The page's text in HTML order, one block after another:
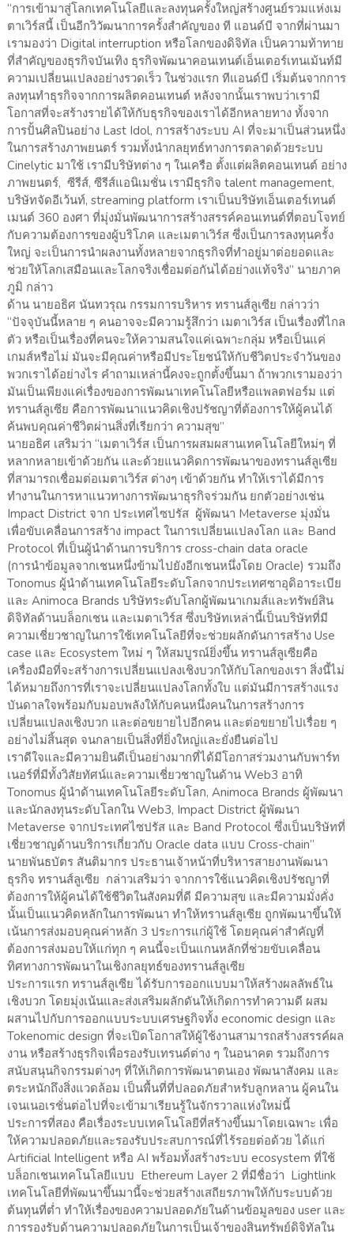
“การเข้ามาสู่โลกเทคโนโลยีและลงทุนครั้งใหญ่สร้างศูนย์รวมแห่งเม
ตาเวิร์สนี้ เป็นอีกวิวัฒนาการครั้งสำคัญของ ที แอนด์บี จากที่ผ่านมา
เรามองว่า Digital interruption หรือโลกของดิจิทัล เป็นความท้าทาย
ที่สำคัญของธุรกิจบันเทิง ธุรกิจพัฒนาคอนเทนต์เอ็นเตอร์เทนเม้นท์มี
ความเปลี่ยนแปลงอย่างรวดเร็ว ในช่วงแรก ทีแอนด์บี เริ่มต้นจากการ
ลงทุนทำธุรกิจจากการผลิตคอนเทนต์ หลังจากนั้นเราพบว่าเรามี
โอกาสที่จะสร้างรายได้ให้กับธุรกิจของเราได้อีกหลายทาง ทั้งจาก
การปั้นศิลปินอย่าง Last Idol, การสร้างระบบ AI ที่จะมาเป็นส่วนหนึ่ง
ในการสร้างภาพยนตร์ รวมทั้งนำกลยุทธ์ทางการตลาดด้วยระบบ
Cinelytic มาใช้ เรามีบริษัทต่าง ๆ ในเครือ ตั้งแต่ผลิตคอนเทนต์ อย่าง
ภาพยนตร์, ซีรีส์, ซีรีส์แอนิเมชั่น เรามีธุรกิจ talent management,
บริษัทจัดอีเว้นท์, streaming platform เราเป็นบริษัทเอ็นเตอร์เทนต์
เมนต์ 360 องศา ที่มุ่งมั่นพัฒนาการสร้างสรรค์คอนเทนต์ที่ตอบโจทย์
กับความต้องการของผู้บริโภค และเมตาเวิร์ส ซึ่งเป็นการลงทุนครั้ง
ใหญ่ จะเป็นการนำผลงานทั้งหลายจากธุรกิจที่ทำอยู่มาต่อยอดและ
ช่วยให้โลกเสมือนและโลกจริงเชื่อมต่อกันได้อย่างแท้จริง” นายภาค
ภูมิ กล่าว
ด้าน นายอธิศ นันทวรุณ กรรมการบริหาร ทรานส์ลูเซีย กล่าวว่า
“ปัจจุบันนี้หลาย ๆ คนอาจจะมีความรู้สึกว่า เมตาเวิร์ส เป็นเรื่องที่ไกล
ตัว หรือเป็นเรื่องที่คนจะให้ความสนใจแค่เฉพาะกลุ่ม หรือเป็นแค่
เกมส์หรือไม่ มันจะมีคุณค่าหรือมีประโยชน์ให้กับชีวิตประจำวันของ
พวกเราได้อย่างไร คำถามเหล่านี้คงจะถูกตั้งขึ้นมา ถ้าพวกเรามองว่า
มันเป็นเพียงแค่เรื่องของการพัฒนาเทคโนโลยีหรือแพลตฟอร์ม แต่
ทรานส์ลูเซีย คือการพัฒนาแนวคิดเชิงปรัชญาที่ต้องการให้ผู้คนได้
ค้นพบคุณค่าชีวิตผ่านสิ่งที่เรียกว่า ความสุข”
นายอธิศ เสริมว่า “เมตาเวิร์ส เป็นการผสมผสานเทคโนโลยีใหม่ๆ ที่
หลากหลายเข้าด้วยกัน และด้วยแนวคิดการพัฒนาของทรานส์ลูเซีย
ที่สามารถเชื่อมต่อเมตาเวิร์ส ต่างๆ เข้าด้วยกัน ทำให้เราได้มีการ
ทำงานในการหาแนวทางการพัฒนาธุรกิจร่วมกัน ยกตัวอย่างเช่น
Impact District จาก ประเทศไซปรัส ผู้พัฒนา Metaverse มุ่งมั่น
เพื่อขับเคลื่อนการสร้าง impact ในการเปลี่ยนแปลงโลก และ Band
Protocol ที่เป็นผู้นำด้านการบริการ cross-chain data oracle
(การนำข้อมูลจากเชนหนึ่งข้ามไปยังอีกเชนหนึ่งโดย Oracle) รวมถึง
Tonomus ผู้นำด้านเทคโนโลยีระดับโลกจากประเทศซาอุดิอาระเบีย
และ Animoca Brands บริษัทระดับโลกผู้พัฒนาเกมส์และทรัพย์สิน
ดิจิทัลด้านบล็อกเชน และเมตาเวิร์ส ซึ่งบริษัทเหล่านี้เป็นบริษัทที่มี
ความเชี่ยวชาญในการใช้เทคโนโลยีที่จะช่วยผลักดันการสร้าง Use
case และ Ecosystem ใหม่ ๆ ให้สมบูรณ์ยิ่งขึ้น ทรานส์ลูเซียคือ
เครื่องมือที่จะสร้างการเปลี่ยนแปลงเชิงบวกให้กับโลกของเรา สิ่งนี้ไม่
ได้หมายถึงการที่เราจะเปลี่ยนแปลงโลกทั้งใบ แต่มันมีการสร้างแรง
บันดาลใจพร้อมกับมอบพลังให้กับคนหนึ่งคนในการสร้างการ
เปลี่ยนแปลงเชิงบวก และต่อขยายไปอีกคน และต่อขยายไปเรื่อย ๆ
อย่างไม่สิ้นสุด จนกลายเป็นสิ่งที่ยิ่งใหญ่และยั่งยืนต่อไป
เราดีใจและมีความยินดีเป็นอย่างมากที่ได้มีโอกาสร่วมงานกับพาร์ท
เนอร์ที่มีทั้งวิสัยทัศน์และความเชี่ยวชาญในด้าน Web3 อาทิ
Tonomus ผู้นำด้านเทคโนโลยีระดับโลก, Animoca Brands ผู้พัฒนา
และนักลงทุนระดับโลกใน Web3, Impact District ผู้พัฒนา
Metaverse จากประเทศไซปรัส และ Band Protocol ซึ่งเป็นบริษัทที่
เชี่ยวชาญด้านบริการเกี่ยวกับ Oracle data แบบ Cross-chain”
นายพันธบัตร สันติมากร ประธานเจ้าหน้าที่บริหารสายงานพัฒนา
ธุรกิจ ทรานส์ลูเซีย กล่าวเสริมว่า จากการใช้แนวคิดเชิงปรัชญาที่
ต้องการให้ผู้คนได้ใช้ชีวิตในสังคมที่ดี มีความสุข และมีความมั่งคั่ง
นั้นเป็นแนวคิดหลักในการพัฒนา ทำให้ทรานส์ลูเซีย ถูกพัฒนาขึ้นให้
เน้นการส่งมอบคุณค่าหลัก 3 ประการแก่ผู้ใช้ โดยคุณค่าสำคัญที่
ต้องการส่งมอบให้แก่ทุก ๆ คนนี้จะเป็นแกนหลักที่ช่วยขับเคลื่อน
ทิศทางการพัฒนาในเชิงกลยุทธ์ของทรานส์ลูเซีย
ประการแรก ทรานส์ลูเซีย ได้รับการออกแบบมาให้สร้างผลลัพธ์ใน
เชิงบวก โดยมุ่งเน้นและส่งเสริมผลักดันให้เกิดการทำความดี ผสม
ผสานไปกับการออกแบบระบบเศรษฐกิจทั้ง economic design และ
Tokenomic design ที่จะเปิดโอกาสให้ผู้ใช้งานสามารถสร้างสรรค์ผล
งาน หรือสร้างธุรกิจเพื่อรองรับเทรนด์ต่าง ๆ ในอนาคต รวมถึงการ
สนับสนุนกิจกรรมต่างๆ ที่ให้เกิดการพัฒนาตนเอง พัฒนาสังคม และ
ตระหนักถึงสิ่งแวดล้อม เป็นพื้นที่ที่ปลอดภัยสำหรับลูกหลาน ผู้คนใน
เจนเนอเรชั่นต่อไปที่จะเข้ามาเรียนรู้ในจักรวาลแห่งใหม่นี้
ประการที่สอง คือเรื่องระบบเทคโนโลยีที่สร้างขึ้นมาโดยเฉพาะ เพื่อ
ให้ความปลอดภัยและรองรับประสบการณ์ที่ไร้รอยต่อด้วย ได้แก่
Artificial Intelligent หรือ AI พร้อมทั้งสร้างระบบ ecosystem ที่ใช้
บล็อกเชนเทคโนโลยีแบบ Ethereum Layer 2 ที่มีชื่อว่า Lightlink
เทคโนโลยีที่พัฒนาขึ้นมานี้จะช่วยสร้างเสถียรภาพให้กับระบบด้วย
ต้นทุนที่ต่ำ ทำให้เรื่องของความปลอดภัยในด้านข้อมูลของ user และ
การรองรับด้านความปลอดภัยในการเป็นเจ้าของสินทรัพย์ดิจิทัลใน